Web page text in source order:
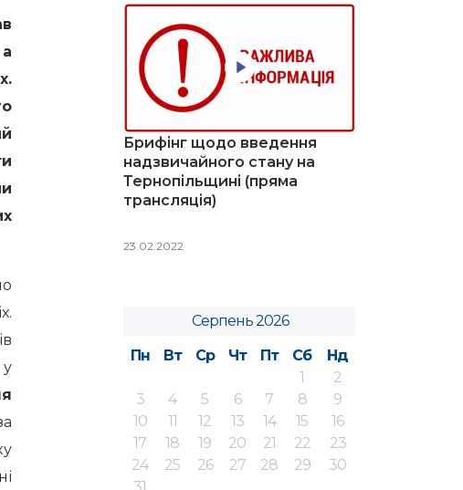
у
Брифінг щодо введення
надзвичайного стану на
Тернопільщині (пряма
трансляція)
23.02.2022
Серпень 2026
Пн
Вт Ср Чт Пт Сб
Нд
1
2
3
4 5 6 7 8
9
10
11 12 13 14 15
16
17
18 19 20 21 22
23
24
25 26 27 28 29
30